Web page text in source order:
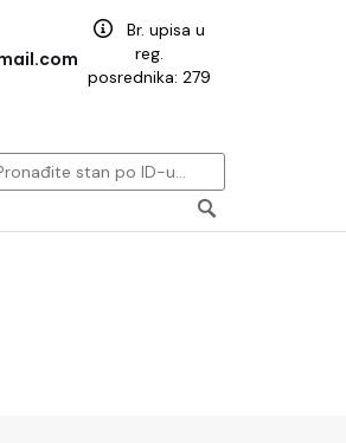
Br. upisa u
reg.
posrednika: 279